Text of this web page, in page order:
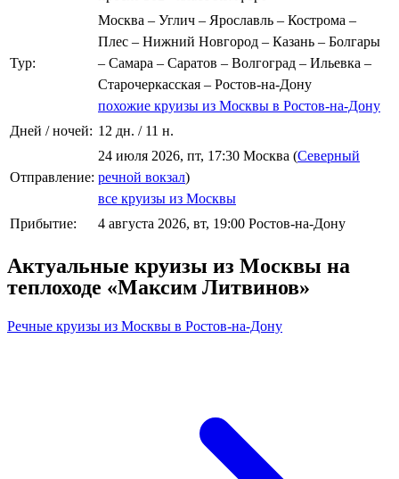
Тур:
Москва – Углич – Ярославль – Кострома –
Плес – Нижний Новгород – Казань – Болгары
– Самара – Саратов – Волгоград – Ильевка –
Старочеркасская – Ростов-на-Дону
похожие круизы из Москвы в Ростов-на-Дону
Дней / ночей: 12 дн. / 11 н.
Отправление:
24 июля 2026, пт, 17:30 Москва (Северный
речной вокзал)
все круизы из Москвы
Прибытие:
4 августа 2026, вт, 19:00 Ростов-на-Дону
Актуальные круизы из Москвы на
теплоходе «Максим Литвинов»
Речные круизы из Москвы в Ростов-на-Дону